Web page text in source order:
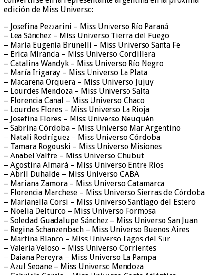
edición de Miss Universo:
– Josefina Pezzarini – Miss Universo Río Paraná
– Lea Sánchez – Miss Universo Tierra del Fuego
– María Eugenia Brunelli – Miss Universo Santa Fe
– Erica Miranda – Miss Universo Cordillera
– Catalina Wandyk – Miss Universo Río Negro
– María Irigaray – Miss Universo La Plata
– Macarena Orquera – Miss Universo Jujuy
– Lourdes Mendoza – Miss Universo Salta
– Florencia Canal – Miss Universo Chaco
– Lourdes Flores – Miss Universo La Rioja
– Josefina Flores – Miss Universo Neuquén
– Sabrina Córdoba – Miss Universo Mar Argentino
– Natali Rodríguez – Miss Universo Córdoba
– Tamara Rogouski – Miss Universo Misiones
– Anabel Valfre – Miss Universo Chubut
– Agostina Almará – Miss Universo Entre Ríos
– Abril Duhalde – Miss Universo CABA
– Mariana Zamora – Miss Universo Catamarca
– Florencia Marchese – Miss Universo Sierras de Córdoba
– Marianella Corsi – Miss Universo Santiago del Estero
– Noelia Delturco – Miss Universo Formosa
– Soledad Guadalupe Sánchez – Miss Universo San Juan
– Regina Schanzenbach – Miss Universo Buenos Aires
– Martina Blanco – Miss Universo Lagos del Sur
– Valeria Veloso – Miss Universo Corrientes
– Daiana Pereyra – Miss Universo La Pampa
– Azul Seoane – Miss Universo Mendoza